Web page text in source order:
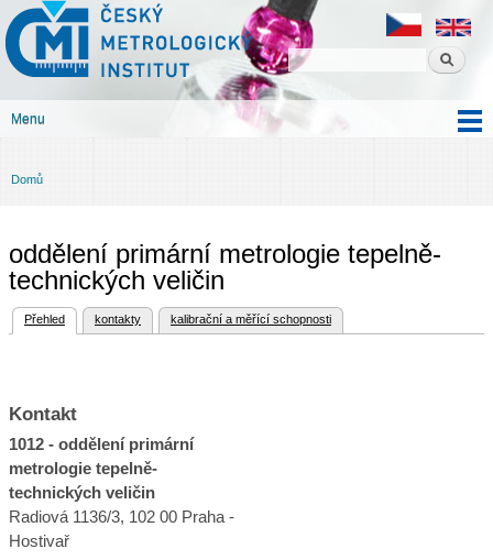
obsahu
Český
metrologický
institut
Menu
Jste zde
Domů
oddělení primární metrologie tepelně-
technických veličin
Hlavní záložky
Přehled
(aktivní záložka) kontakty kalibrační a měřící schopnosti
Kontakt
1012 - oddělení primární
metrologie tepelně-
technických veličin
Radiová 1136/3, 102 00 Praha -
Hostivař